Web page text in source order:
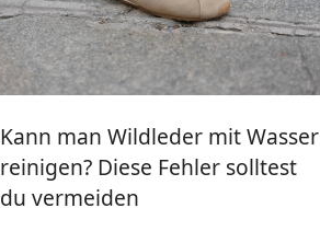
Kann man Wildleder mit Wasser
reinigen? Diese Fehler solltest
du vermeiden